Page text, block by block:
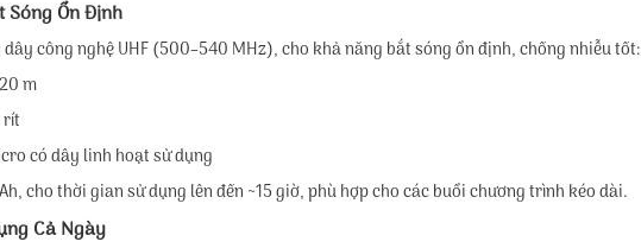
Sóng Ổn Định
công nghệ UHF (500–540 MHz), cho khả năng bắt sóng ổn định, chống nhiễu tốt:
m
rít
có dây linh hoạt sử dụng
cho thời gian sử dụng lên đến ~15 giờ, phù hợp cho các buổi chương trình kéo dài.
Cả Ngày